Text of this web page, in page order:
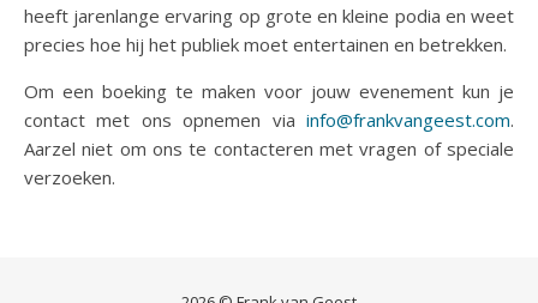
heeft jarenlange ervaring op grote en kleine podia en weet
precies hoe hij het publiek moet entertainen en betrekken.
Om een boeking te maken voor jouw evenement kun je
contact met ons opnemen via info@frankvangeest.com.
Aarzel niet om ons te contacteren met vragen of speciale
verzoeken.